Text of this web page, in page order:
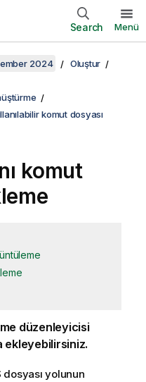
Search Menü
2024
Oluştur
komut dosyası
komut
düzenleyicisi
ekleyebilirsiniz.
dosyası yolunun